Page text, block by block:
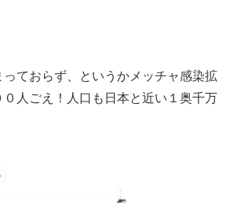
っておらず、というかメッチャ感染拡
人ごえ！人口も日本と近い１奥千万